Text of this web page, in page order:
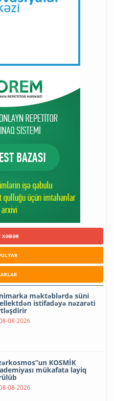
XƏBƏR
məktəblərdə süni
istifadəyə nəzarəti
08-2026
KOSMİK
mükafata layiq
08-2026